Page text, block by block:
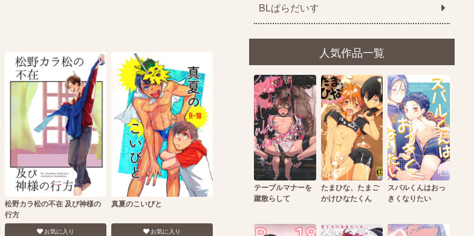
松野カラ松の不在 及び神様の
行方
お気に入り
真夏のこいびと
お気に入り
BLぱらだいす
人気作品一覧
テーブルマナーを
蹴散らして
たまひな、たまご
かけひなたくん
スバルくんはおっ
きくなりたい